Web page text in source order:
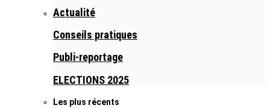
Actualité
Conseils pratiques
Publi-reportage
ELECTIONS 2025
Les plus récents